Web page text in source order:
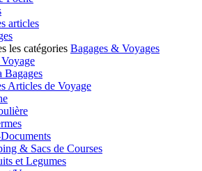
articles
les catégories Bagages & Voyages
Bagages
Articles de Voyage
& Sacs de Courses
et Legumes